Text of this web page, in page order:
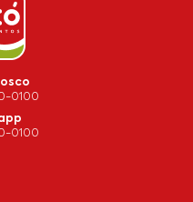
0100
0100